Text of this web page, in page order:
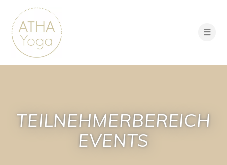
TEILNEHMERBEREICH
EVENTS